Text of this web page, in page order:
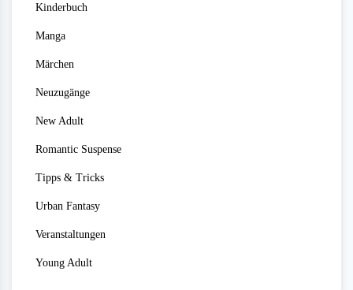
Kinderbuch
Manga
Märchen
Neuzugänge
New Adult
Romantic Suspense
Tipps & Tricks
Urban Fantasy
Veranstaltungen
Young Adult